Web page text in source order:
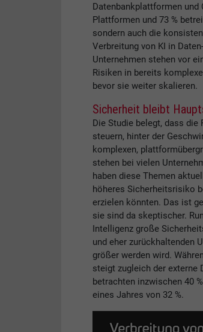
Datenbankplattformen
Plattformen und 73 %
sondern auch die
Verbreitung von KI in
Unternehmen stehen vor
Risiken in bereits
bevor sie weiter skalieren.
Sicherheit bleibt
Die Studie belegt, dass
steuern, hinter der
komplexen,
stehen bei vielen
haben diese Themen
höheres Sicherheitsrisiko
erzielen könnten. Das ist
sie sind da skeptischer.
Intelligenz große
und eher zurückhaltenden
größer werden wird.
steigt zugleich der externe
betrachten inzwischen 40
eines Jahres von 32 %.